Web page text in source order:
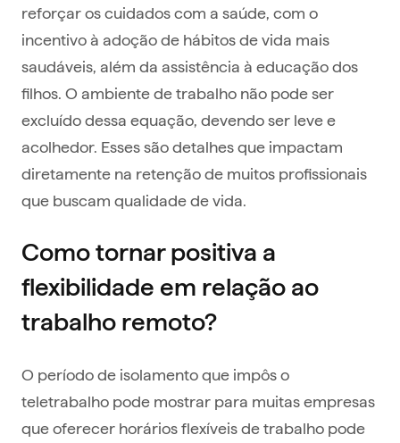
reforçar os cuidados com a saúde, com o
incentivo à adoção de hábitos de vida mais
saudáveis, além da assistência à educação dos
filhos. O ambiente de trabalho não pode ser
excluído dessa equação, devendo ser leve e
acolhedor. Esses são detalhes que impactam
diretamente na retenção de muitos profissionais
que buscam qualidade de vida.
Como tornar positiva a
flexibilidade em relação ao
trabalho remoto?
O período de isolamento que impôs o
teletrabalho pode mostrar para muitas empresas
que oferecer horários flexíveis de trabalho pode